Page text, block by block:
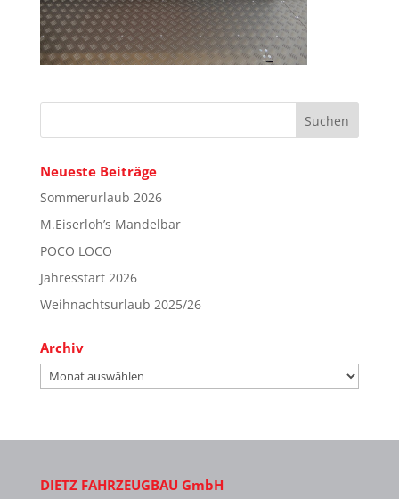
Neueste Beiträge
Sommerurlaub 2026
M.Eiserloh’s Mandelbar
POCO LOCO
Jahresstart 2026
Weihnachtsurlaub 2025/26
Archiv
Archiv
DIETZ FAHRZEUGBAU GmbH